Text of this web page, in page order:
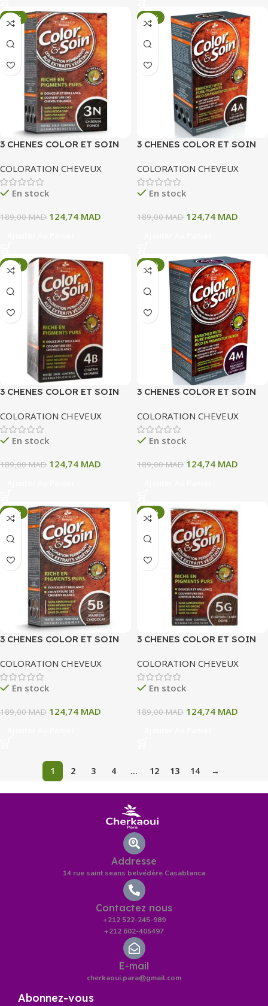
-34%
3 CHENES COLOR ET SOIN
3N CHATAIN FONCE 135 ML
COLORATION CHEVEUX
En stock
189,00MAD 124,74 MAD
-34%
3 CHENES COLOR ET SOIN
4A MARRON GLACE 135 ML
COLORATION CHEVEUX
En stock
189,00MAD 124,74 MAD
-34%
3 CHENES COLOR ET SOIN
4B CHATAIN BROWNIE 135
ML
COLORATION CHEVEUX
En stock
189,00MAD 124,74 MAD
-34%
3 CHENES COLOR ET SOIN
4M CHATAIN ACAJOU 135 ML
COLORATION CHEVEUX
En stock
189,00MAD 124,74 MAD
-34%
3 CHENES COLOR ET SOIN
5B MARRON CHOCOLAT 135
ML
COLORATION CHEVEUX
En stock
189,00MAD 124,74 MAD
-34%
3 CHENES COLOR ET SOIN
5G CHATAIN CLAIR DORE 135
ML
COLORATION CHEVEUX
En stock
189,00MAD 124,74 MAD
1 2 3 4 … 12 13 14 →
Addresse
14 rue saint seans belvédère Casablanca
Contactez nous
+212 522-245-989
+212 602-405497
E-mail
cherkaoui.para@gmail.com
Abonnez-vous